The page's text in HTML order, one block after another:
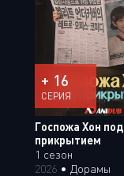
+ 16
СЕРИЯ
Госпожа Хон под
прикрытием
1 сезон
2026 • Дорамы